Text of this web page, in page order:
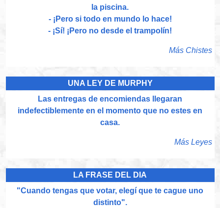
la piscina.
- ¡Pero si todo en mundo lo hace!
- ¡Sí! ¡Pero no desde el trampolín!
Más Chistes
UNA LEY DE MURPHY
Las entregas de encomiendas llegaran
indefectiblemente en el momento que no estes en
casa.
Más Leyes
LA FRASE DEL DIA
"Cuando tengas que votar, elegí que te cague uno
distinto".